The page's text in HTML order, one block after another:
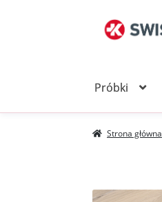
Przejdź
nawigacji
Przejdź
treści
Próbki
Strona główna